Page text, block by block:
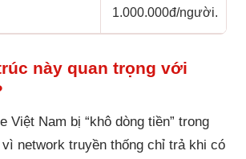
1.000.000đ/người.
này quan trọng với
Việt Nam bị “khô dòng tiền” trong
network truyền thống chỉ trả khi có